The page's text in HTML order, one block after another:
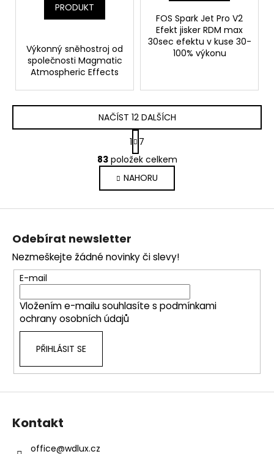
PRODUKT
Výkonný sněhostroj od
společnosti Magmatic
Atmospheric Effects
FOS Spark Jet Pro V2
Efekt jisker RDM max
30sec efektu v kuse 30-
100% výkonu
O
v
l
á
d
p
r
v
k
y
u
NAČÍST 12 DALŠÍCH
S
t
r
á
n
k
1
7
83položek celkem
NAHORU
Z
Odebírat newsletter
Nezmeškejte žádné novinky či slevy!
E-mail
Vložením e-mailu souhlasíte s podmínkami
ochrany osobních údajů
PŘIHLÁSIT SE
Kontakt
office@wdlux.cz